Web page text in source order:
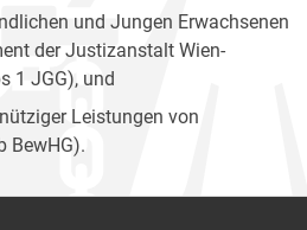
und Jungen Erwachsenen
der Justizanstalt Wien-
1 JGG), und
Leistungen von
BewHG).